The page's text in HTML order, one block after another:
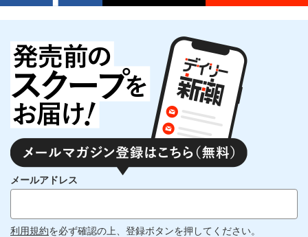
メールアドレス
利用規約を必ず確認の上、登録ボタンを押してください。